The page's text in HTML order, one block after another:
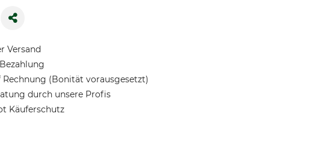
Versand
Rechnung (Bonität vorausgesetzt)
durch unsere Profis
Käuferschutz